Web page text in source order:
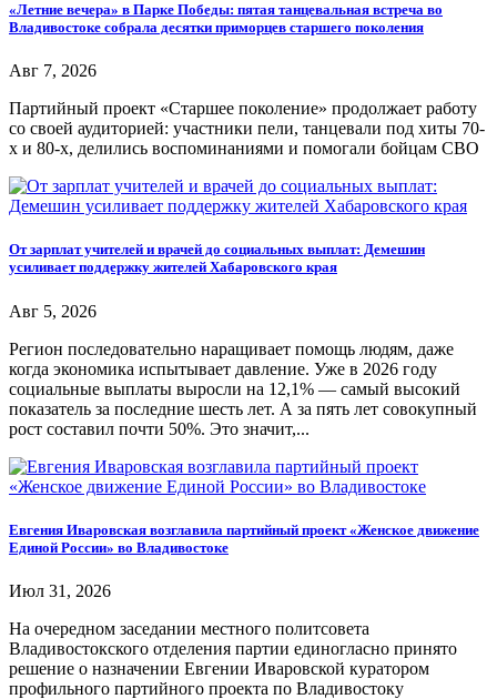
«Летние вечера» в Парке Победы: пятая танцевальная встреча во
Владивостоке собрала десятки приморцев старшего поколения
Авг 7, 2026
Партийный проект «Старшее поколение» продолжает работу
со своей аудиторией: участники пели, танцевали под хиты 70-
х и 80-х, делились воспоминаниями и помогали бойцам СВО
От зарплат учителей и врачей до социальных выплат: Демешин
усиливает поддержку жителей Хабаровского края
Авг 5, 2026
Регион последовательно наращивает помощь людям, даже
когда экономика испытывает давление. Уже в 2026 году
социальные выплаты выросли на 12,1% — самый высокий
показатель за последние шесть лет. А за пять лет совокупный
рост составил почти 50%. Это значит,...
Евгения Иваровская возглавила партийный проект «Женское движение
Единой России» во Владивостоке
Июл 31, 2026
На очередном заседании местного политсовета
Владивостокского отделения партии единогласно принято
решение о назначении Евгении Иваровской куратором
профильного партийного проекта по Владивостоку